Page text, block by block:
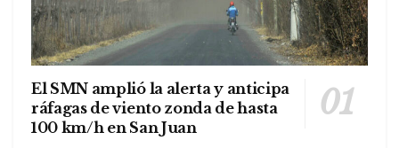
El SMN amplió la alerta y anticipa
ráfagas de viento zonda de hasta
100 km/h en San Juan